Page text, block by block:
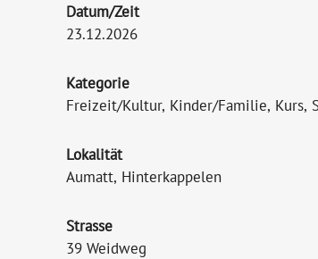
Datum/Zeit
23.12.2026
Kategorie
Freizeit/Kultur, Kinder/Familie, Kurs,
Lokalität
Aumatt, Hinterkappelen
Strasse
39 Weidweg